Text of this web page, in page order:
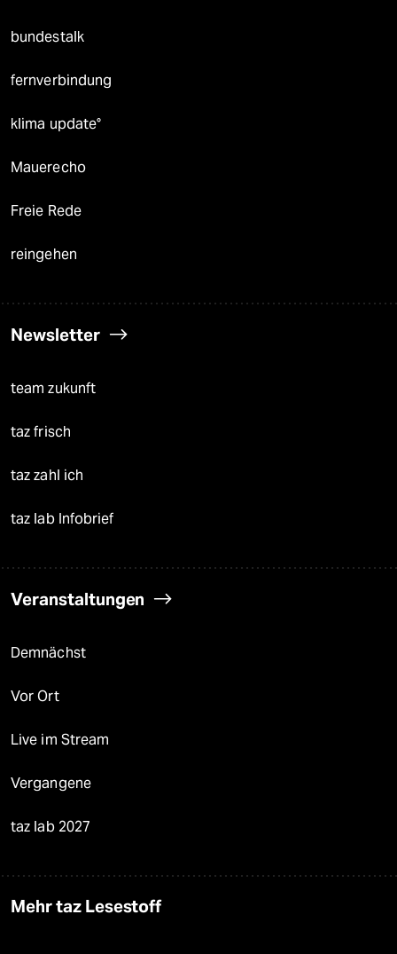
bundestalk
fernverbindung
klima update°
Mauerecho
Freie Rede
reingehen
Newsletter
team zukunft
taz frisch
taz zahl ich
taz lab Infobrief
Veranstaltungen
Demnächst
Vor Ort
Live im Stream
Vergangene
taz lab 2027
Mehr taz Lesestoff